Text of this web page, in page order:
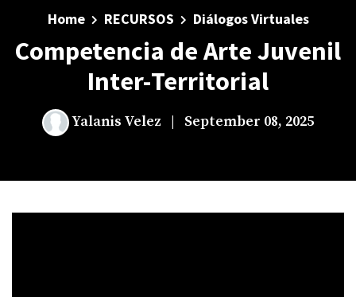
Home RECURSOS Diálogos Virtuales
Competencia de Arte Juvenil
Inter-Territorial
Yalanis Velez | September 08, 2025